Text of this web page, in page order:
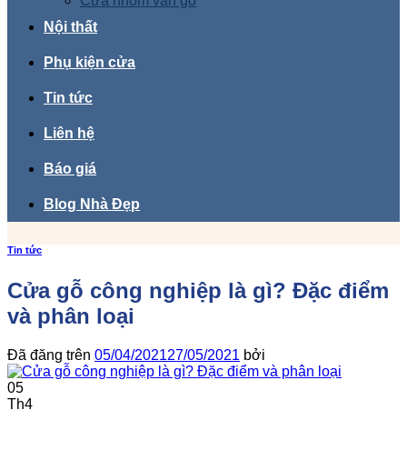
Nội thất
Phụ kiện cửa
Tin tức
Liên hệ
Báo giá
Blog Nhà Đẹp
Tin tức
Cửa gỗ công nghiệp là gì? Đặc điểm
và phân loại
Đã đăng trên 05/04/202127/05/2021 bởi
05
Th4